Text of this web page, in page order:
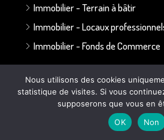
Immobilier - Terrain à bâtir
Immobilier - Locaux
Immobilier - Fonds de Commerce
Annonces par secteur :
Secteur Bapaume - Albert
Nous utilisons des cookies
statistique de visites. Si vous
supposerons que vous en
OK
Non